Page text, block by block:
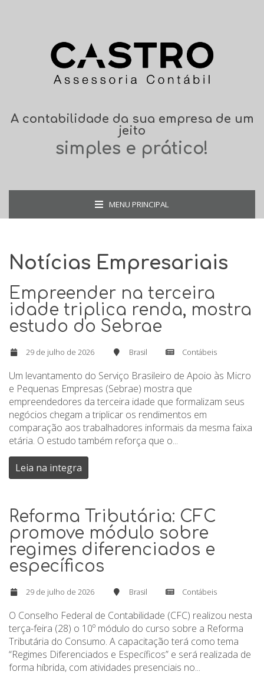
A contabilidade da sua empresa de um
jeito
simples e prático!
MENU PRINCIPAL
Notícias Empresariais
Empreender na terceira
idade triplica renda, mostra
estudo do Sebrae
29 de julho de 2026 Brasil Contábeis
Um levantamento do Serviço Brasileiro de Apoio às Micro
e Pequenas Empresas (Sebrae) mostra que
empreendedores da terceira idade que formalizam seus
negócios chegam a triplicar os rendimentos em
comparação aos trabalhadores informais da mesma faixa
etária. O estudo também reforça que o...
Leia na integra
Reforma Tributária: CFC
promove módulo sobre
regimes diferenciados e
específicos
29 de julho de 2026 Brasil Contábeis
O Conselho Federal de Contabilidade (CFC) realizou nesta
terça-feira (28) o 10º módulo do curso sobre a Reforma
Tributária do Consumo. A capacitação terá como tema
“Regimes Diferenciados e Específicos” e será realizada de
forma híbrida, com atividades presenciais no...